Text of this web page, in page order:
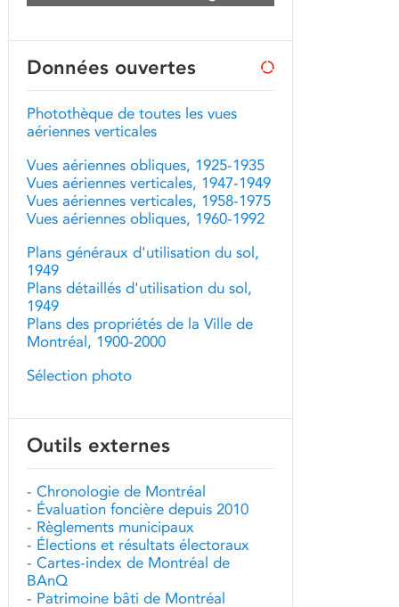
Données ouvertes
Photothèque de toutes les vues
aériennes verticales
Vues aériennes obliques, 1925-1935
Vues aériennes verticales, 1947-1949
Vues aériennes verticales, 1958-1975
Vues aériennes obliques, 1960-1992
Plans généraux d'utilisation du sol,
1949
Plans détaillés d'utilisation du sol,
1949
Plans des propriétés de la Ville de
Montréal, 1900-2000
Sélection photo
Outils externes
- Chronologie de Montréal
- Évaluation foncière depuis 2010
- Règlements municipaux
- Élections et résultats électoraux
- Cartes-index de Montréal de
BAnQ
- Patrimoine bâti de Montréal